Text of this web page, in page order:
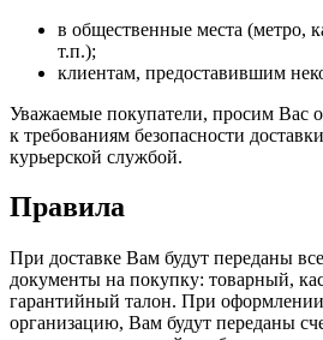
в общественные места (метро,
т.п.);
клиентам, предоставившим
Уважаемые покупатели, просим Вас
к требованиям безопасности
курьерской службой.
Правила
При доставке Вам будут переданы
документы на покупку: товарный,
гарантийный талон. При
организацию, Вам будут переданы